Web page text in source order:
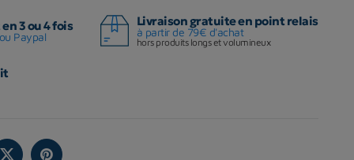
3 ou 4 fois
Paypal
Livraison gratuite en point relais
à partir de 79€ d'achat
hors produits longs et volumineux